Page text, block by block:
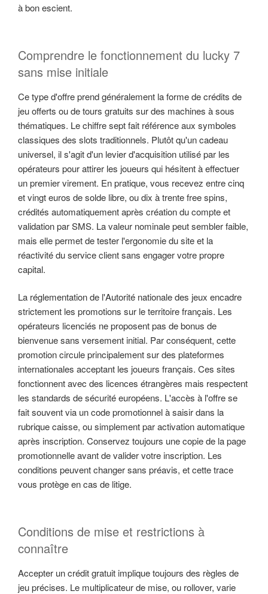
à bon escient.
Comprendre le fonctionnement du lucky 7
sans mise initiale
Ce type d'offre prend généralement la forme de crédits de
jeu offerts ou de tours gratuits sur des machines à sous
thématiques. Le chiffre sept fait référence aux symboles
classiques des slots traditionnels. Plutôt qu'un cadeau
universel, il s'agit d'un levier d'acquisition utilisé par les
opérateurs pour attirer les joueurs qui hésitent à effectuer
un premier virement. En pratique, vous recevez entre cinq
et vingt euros de solde libre, ou dix à trente free spins,
crédités automatiquement après création du compte et
validation par SMS. La valeur nominale peut sembler faible,
mais elle permet de tester l'ergonomie du site et la
réactivité du service client sans engager votre propre
capital.
La réglementation de l'Autorité nationale des jeux encadre
strictement les promotions sur le territoire français. Les
opérateurs licenciés ne proposent pas de bonus de
bienvenue sans versement initial. Par conséquent, cette
promotion circule principalement sur des plateformes
internationales acceptant les joueurs français. Ces sites
fonctionnent avec des licences étrangères mais respectent
les standards de sécurité européens. L'accès à l'offre se
fait souvent via un code promotionnel à saisir dans la
rubrique caisse, ou simplement par activation automatique
après inscription. Conservez toujours une copie de la page
promotionnelle avant de valider votre inscription. Les
conditions peuvent changer sans préavis, et cette trace
vous protège en cas de litige.
Conditions de mise et restrictions à
connaître
Accepter un crédit gratuit implique toujours des règles de
jeu précises. Le multiplicateur de mise, ou rollover, varie